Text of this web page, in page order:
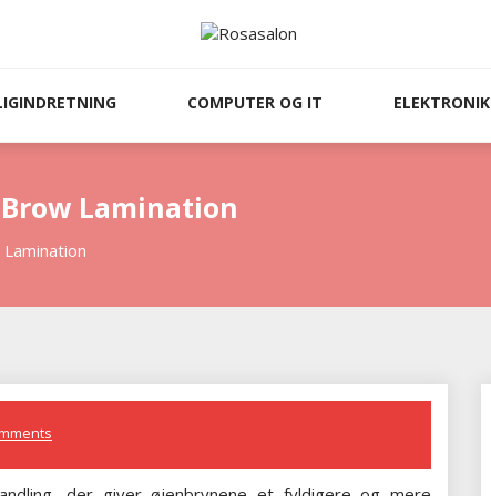
COMPUTER OG IT ELEKTRONIK
Lamination